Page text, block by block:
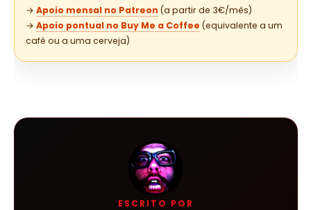
→ Apoio mensal no Patreon (a partir de 3€/mês)
→ Apoio pontual no Buy Me a Coffee (equivalente a um
café ou a uma cerveja)
ESCRITO POR